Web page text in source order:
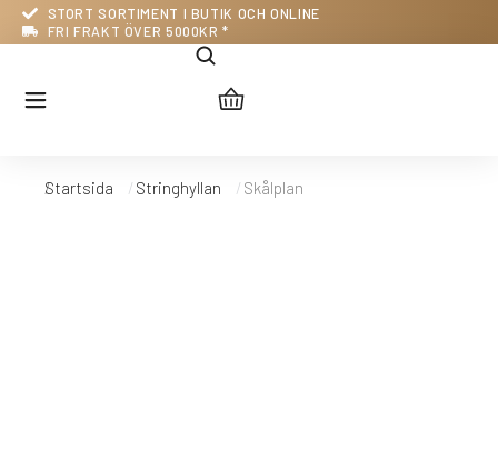
STORT SORTIMENT I BUTIK OCH ONLINE
FRI FRAKT ÖVER 5000KR *
Du är här:
Startsida Stringhyllan Skålplan